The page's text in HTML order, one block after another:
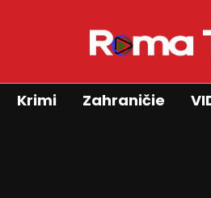
Krimi Zahraničie